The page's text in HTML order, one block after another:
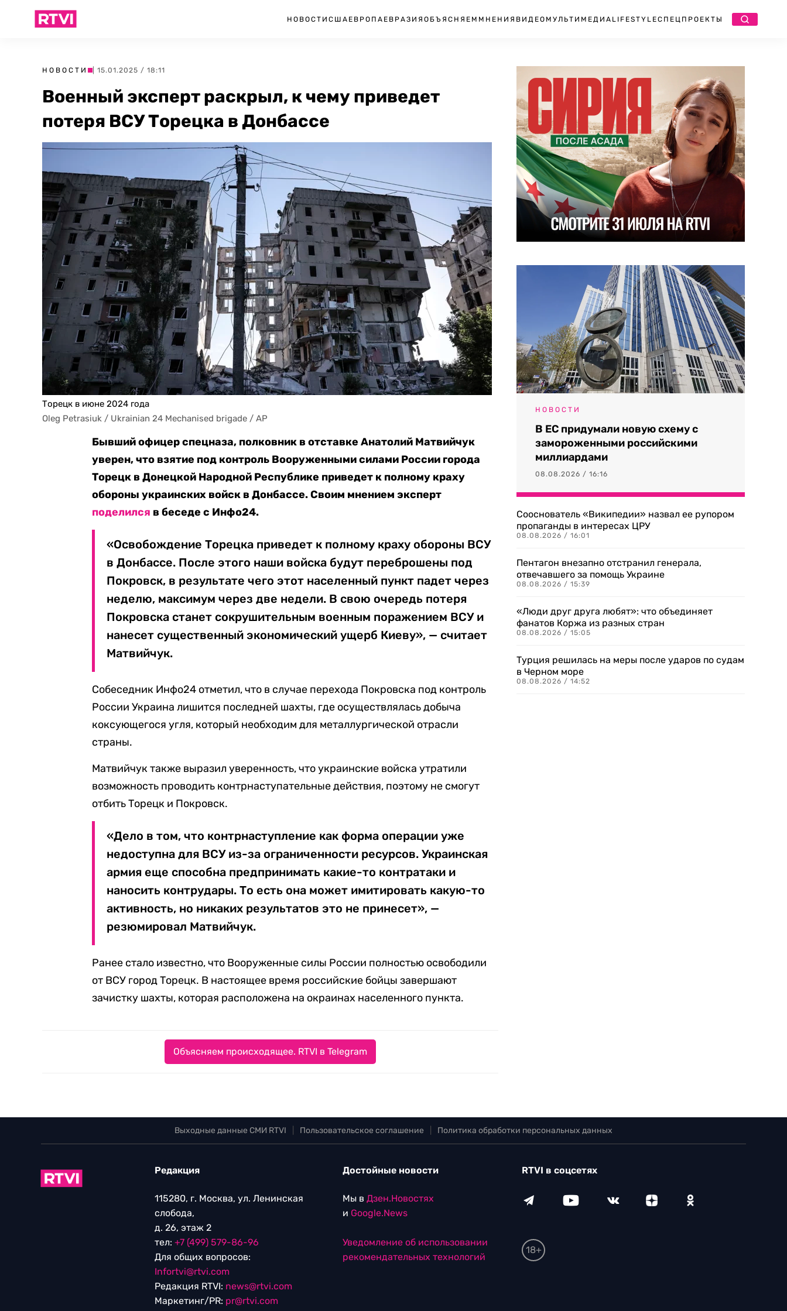
НОВОСТИ США ЕВРОПА ЕВРАЗИЯ ОБЪЯСНЯЕМ МНЕНИЯ ВИДЕО МУЛЬТИМЕДИА LIFESTYLEСПЕЦПРОЕКТЫ
НОВОСТИ | 15.01.2025 / 18:11
Военный эксперт раскрыл, к чему приведет
потеря ВСУ Торецка в Донбассе
Торецк в июне 2024 года
Oleg Petrasiuk / Ukrainian 24 Mechanised brigade / AP
Бывший офицер спецназа, полковник в отставке Анатолий Матвийчук
уверен, что взятие под контроль Вооруженными силами России города
Торецк в Донецкой Народной Республике приведет к полному краху
обороны украинских войск в Донбассе. Своим мнением эксперт
поделился в беседе с Инфо24.
«Освобождение Торецка приведет к полному краху обороны ВСУ
в Донбассе. После этого наши войска будут переброшены под
Покровск, в результате чего этот населенный пункт падет через
неделю, максимум через две недели. В свою очередь потеря
Покровска станет сокрушительным военным поражением ВСУ и
нанесет существенный экономический ущерб Киеву», — считает
Матвийчук.
Собеседник Инфо24 отметил, что в случае перехода Покровска под контроль
России Украина лишится последней шахты, где осуществлялась добыча
коксующегося угля, который необходим для металлургической отрасли
страны.
Матвийчук также выразил уверенность, что украинские войска утратили
возможность проводить контрнаступательные действия, поэтому не смогут
отбить Торецк и Покровск.
«Дело в том, что контрнаступление как форма операции уже
недоступна для ВСУ из-за ограниченности ресурсов. Украинская
армия еще способна предпринимать какие-то контратаки и
наносить контрудары. То есть она может имитировать какую-то
активность, но никаких результатов это не принесет», —
резюмировал Матвийчук.
Ранее стало известно, что Вооруженные силы России полностью освободили
от ВСУ город Торецк. В настоящее время российские бойцы завершают
зачистку шахты, которая расположена на окраинах населенного пункта.
Объясняем происходящее. RTVI в Telegram
НОВОСТИ
В ЕС придумали новую схему с
замороженными российскими
миллиардами
08.08.2026 / 16:16
Сооснователь «Википедии» назвал ее рупором
пропаганды в интересах ЦРУ
08.08.2026 / 16:01
Пентагон внезапно отстранил генерала,
отвечавшего за помощь Украине
08.08.2026 / 15:39
«Люди друг друга любят»: что объединяет
фанатов Коржа из разных стран
08.08.2026 / 15:05
Турция решилась на меры после ударов по судам
в Черном море
08.08.2026 / 14:52
Выходные данные СМИ RTVI Пользовательское соглашение Политика обработки персональных данных
Редакция
115280, г. Москва, ул. Ленинская
слобода,
д. 26, этаж 2
тел: +7 (499) 579-86-96
Для общих вопросов:
Infortvi@rtvi.com
Редакция RTVI: news@rtvi.com
Маркетинг/PR: pr@rtvi.com
Достойные новости
Мы в Дзен.Новостях
и Google.News
Уведомление об использовании
рекомендательных технологий
RTVI в соцсетях
18+